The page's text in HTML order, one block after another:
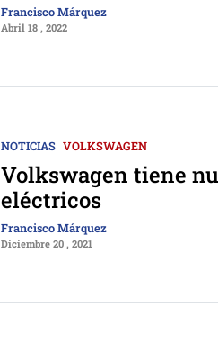
Francisco Márquez
Abril 18 , 2022
NOTICIAS VOLKSWAGEN
Volkswagen tiene
eléctricos
Francisco Márquez
Diciembre 20 , 2021